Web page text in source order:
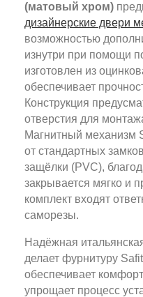
(матовый хром)
дизайнерские двери
возможностью
изнутри при помощи
изготовлен из
обеспечивает
Конструкция
отверстия для
Магнитный механизм
от стандартных
защёлки (PVC),
закрывается мягко и
комплект входят
саморезы.
Надёжная
делает фурнитуру
обеспечивает
упрощает процесс